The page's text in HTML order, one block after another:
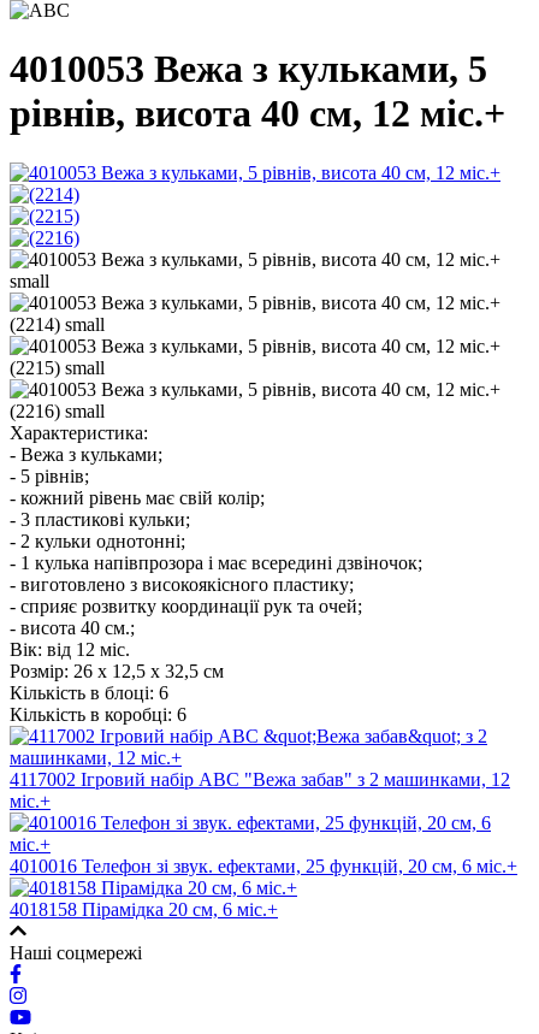
4010053 Вежа з кульками, 5
piвнiв, висота 40 см, 12 мic.+
Характеристика:
- Вежа з кульками;
- 5 рівнів;
- кожний рівень має свій колір;
- 3 пластикові кульки;
- 2 кульки однотонні;
- 1 кулька напівпрозора і має всередині дзвіночок;
- виготовлено з високоякісного пластику;
- сприяє розвитку координації рук та очей;
- висота 40 см.;
Вік: від 12 міс.
Розмір: 26 х 12,5 х 32,5 см
Кількість в блоці: 6
Кількість в коробці: 6
4117002 Ігровий набір АВС "Вежа забав" з 2 машинками, 12
міс.+
4010016 Телефон зi звук. ефектами, 25 функцiй, 20 см, 6 мic.+
4018158 Пірамідка 20 см, 6 міс.+
Наші соцмережі